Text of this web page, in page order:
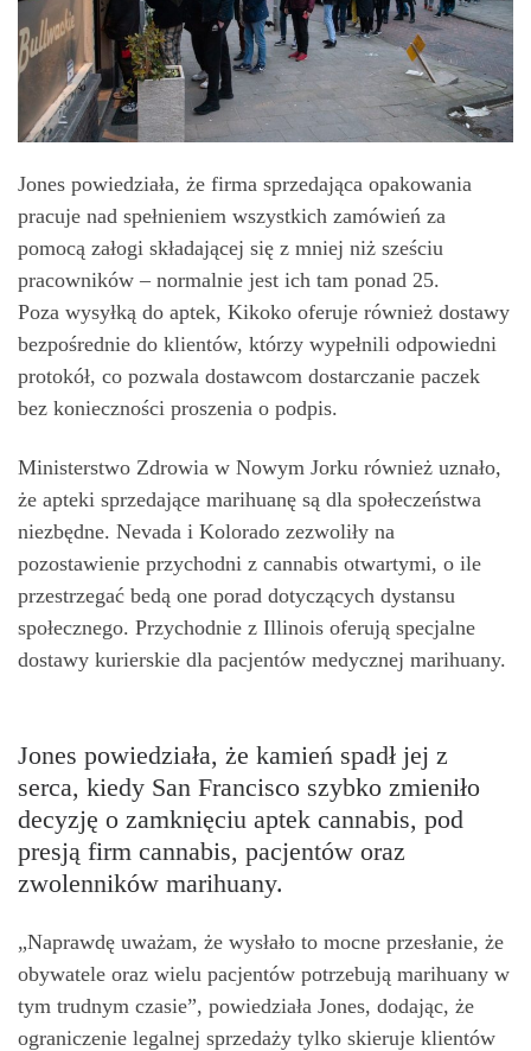
Jones powiedziała, że firma sprzedająca opakowania
pracuje nad spełnieniem wszystkich zamówień za
pomocą załogi składającej się z mniej niż sześciu
pracowników – normalnie jest ich tam ponad 25.
Poza wysyłką do aptek, Kikoko oferuje również dostawy
bezpośrednie do klientów, którzy wypełnili odpowiedni
protokół, co pozwala dostawcom dostarczanie paczek
bez konieczności proszenia o podpis.
Ministerstwo Zdrowia w Nowym Jorku również uznało,
że apteki sprzedające marihuanę są dla społeczeństwa
niezbędne. Nevada i Kolorado zezwoliły na
pozostawienie przychodni z cannabis otwartymi, o ile
przestrzegać bedą one porad dotyczących dystansu
społecznego. Przychodnie z Illinois oferują specjalne
dostawy kurierskie dla pacjentów medycznej marihuany.
Jones powiedziała, że kamień spadł jej z
serca, kiedy San Francisco szybko zmieniło
decyzję o zamknięciu aptek cannabis, pod
presją firm cannabis, pacjentów oraz
zwolenników marihuany.
„Naprawdę uważam, że wysłało to mocne przesłanie, że
obywatele oraz wielu pacjentów potrzebują marihuany w
tym trudnym czasie”, powiedziała Jones, dodając, że
ograniczenie legalnej sprzedaży tylko skieruje klientów